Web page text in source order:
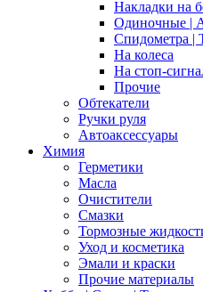
Накладки на
Одиночные |
Спидометра |
На колеса
На стоп-
Прочие
Обтекатели
Ручки руля
Автоаксессуары
Химия
Герметики
Масла
Очистители
Смазки
Тормозные
Уход и косметика
Эмали и краски
Прочие материалы